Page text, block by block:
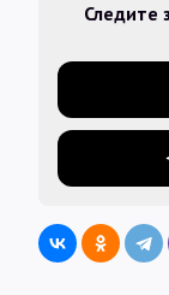
Следите